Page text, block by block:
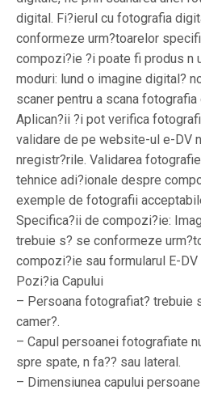
digital. Fi?ierul cu fotografia
conformeze urm?toarelor
compozi?ie ?i poate fi produs n
moduri: lund o imagine digital?
scaner pentru a scana
Aplican?ii ?i pot verifica
validare de pe website-ul e-DV
nregistr?rile. Validarea
tehnice adi?ionale despre
exemple de fotografii
Specifica?ii de compozi?ie:
trebuie s? se conformeze
compozi?ie sau formularul E-
Pozi?ia Capului
– Persoana fotografiat? trebuie
camer?.
– Capul persoanei fotografiate
spre spate, n fa?? sau lateral.
– Dimensiunea capului